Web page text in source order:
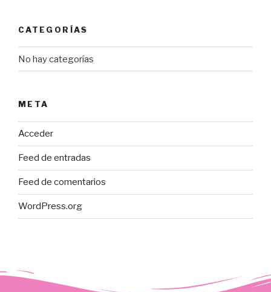
CATEGORÍAS
No hay categorías
META
Acceder
Feed de entradas
Feed de comentarios
WordPress.org